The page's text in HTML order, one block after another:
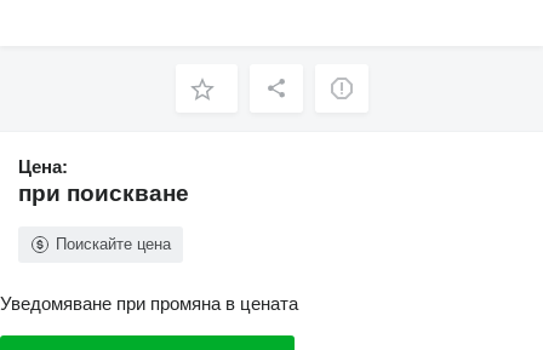
Цена:
при поискване
Поискайте цена
Уведомяване при промяна в цената